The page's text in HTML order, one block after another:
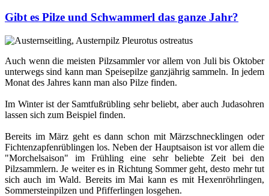
Gibt es Pilze und Schwammerl das ganze Jahr?
Auch wenn die meisten Pilzsammler vor allem von Juli bis Oktober
unterwegs sind kann man Speisepilze ganzjährig sammeln. In jedem
Monat des Jahres kann man also Pilze finden.
Im Winter ist der Samtfußrübling sehr beliebt, aber auch Judasohren
lassen sich zum Beispiel finden.
Bereits im März geht es dann schon mit Märzschnecklingen oder
Fichtenzapfenrüblingen los. Neben der Hauptsaison ist vor allem die
"Morchelsaison" im Frühling eine sehr beliebte Zeit bei den
Pilzsammlern. Je weiter es in Richtung Sommer geht, desto mehr tut
sich auch im Wald. Bereits im Mai kann es mit Hexenröhrlingen,
Sommersteinpilzen und Pfifferlingen losgehen.